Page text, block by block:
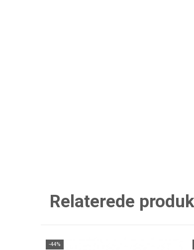
Relaterede
-44%